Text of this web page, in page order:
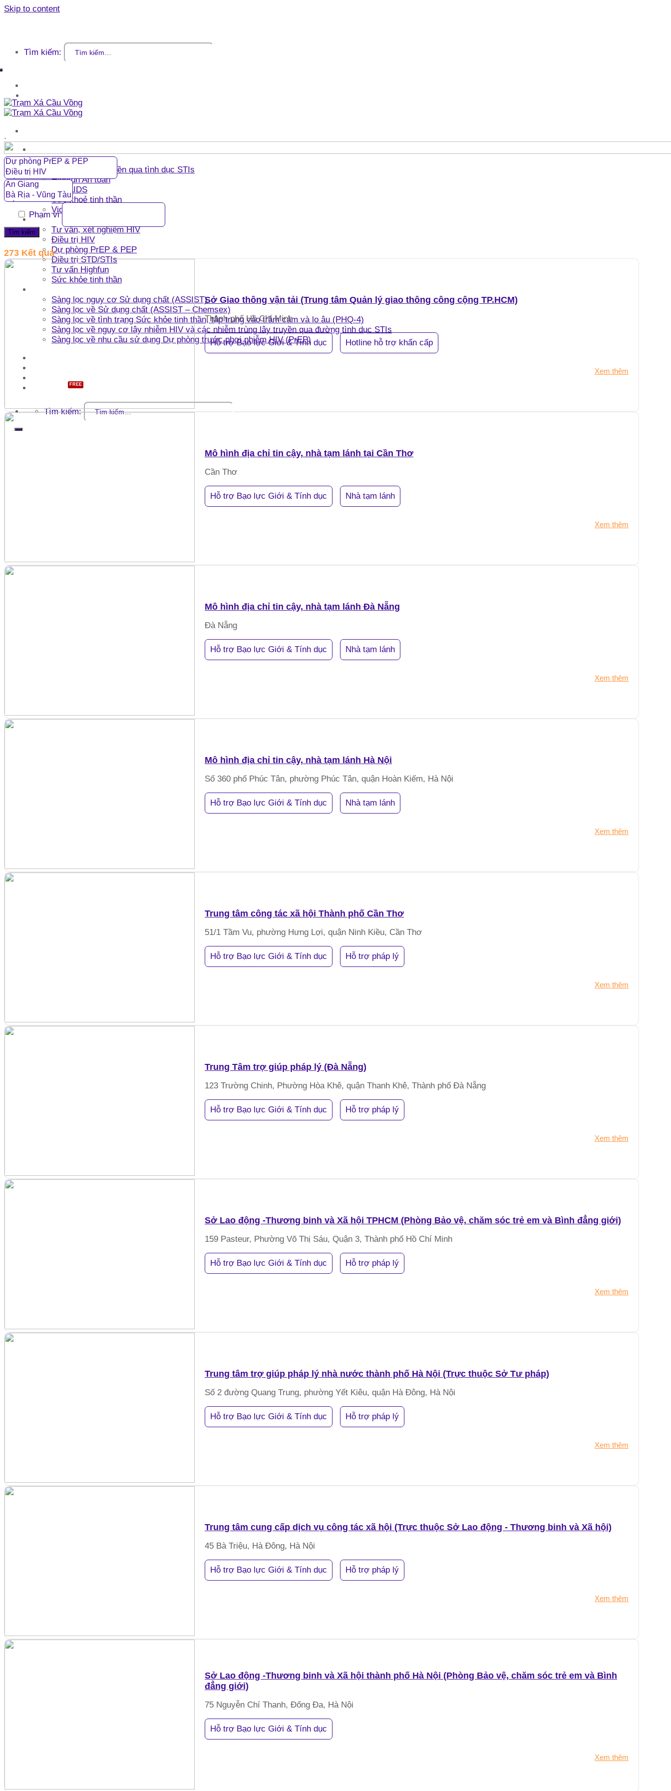
Skip to content
Tìm kiếm:
Kiến thức
Các bệnh lây truyền qua tình dục STIs
Highfun An toàn
HIV/AIDS
Sức khoẻ tinh thần
Videos kiến thức
Dịch vụ
Tư vấn, xét nghiệm HIV
Điều trị HIV
Dự phòng PrEP & PEP
Điều trị STD/STIs
Tư vấn Highfun
Sức khỏe tinh thần
Sàng lọc nguy cơ Sử dụng chất (ASSIST)
Sàng lọc về Sử dụng chất (ASSIST – Chemsex)
Sàng lọc về tình trạng Sức khỏe tinh thần, tập trung vào trầm cảm và lo âu (PHQ-4)
Sàng lọc về nguy cơ lây nhiễm HIV và các nhiễm trùng lây truyền qua đường tình dục STIs
Sàng lọc về nhu cầu sử dụng Dự phòng trước phơi nhiễm HIV (PrEP)
Tìm kiếm:
.
Phạm vi
Tìm kiếm
273 Kết quả
Sở Giao thông vận tải (Trung tâm Quản lý giao thông công cộng TP.HCM)
Thành phố Hồ Chí Minh
Hỗ trợ Bạo lực Giới & Tính dục Hotline hỗ trợ khẩn cấp
Xem thêm
Mô hình địa chỉ tin cậy, nhà tạm lánh tại Cần Thơ
Cần Thơ
Hỗ trợ Bạo lực Giới & Tính dục Nhà tạm lánh
Xem thêm
Mô hình địa chỉ tin cậy, nhà tạm lánh Đà Nẵng
Đà Nẵng
Hỗ trợ Bạo lực Giới & Tính dục Nhà tạm lánh
Xem thêm
Mô hình địa chỉ tin cậy, nhà tạm lánh Hà Nội
Số 360 phố Phúc Tân, phường Phúc Tân, quận Hoàn Kiếm, Hà Nội
Hỗ trợ Bạo lực Giới & Tính dục Nhà tạm lánh
Xem thêm
Trung tâm công tác xã hội Thành phố Cần Thơ
51/1 Tầm Vu, phường Hưng Lợi, quận Ninh Kiều, Cần Thơ
Hỗ trợ Bạo lực Giới & Tính dục Hỗ trợ pháp lý
Xem thêm
Trung Tâm trợ giúp pháp lý (Đà Nẵng)
123 Trường Chinh, Phường Hòa Khê, quận Thanh Khê, Thành phố Đà Nẵng
Hỗ trợ Bạo lực Giới & Tính dục Hỗ trợ pháp lý
Xem thêm
Sở Lao động -Thương binh và Xã hội TPHCM (Phòng Bảo vệ, chăm sóc trẻ em và Bình đẳng giới)
159 Pasteur, Phường Võ Thị Sáu, Quận 3, Thành phố Hồ Chí Minh
Hỗ trợ Bạo lực Giới & Tính dục Hỗ trợ pháp lý
Xem thêm
Trung tâm trợ giúp pháp lý nhà nước thành phố Hà Nội (Trực thuộc Sở Tư pháp)
Số 2 đường Quang Trung, phường Yết Kiêu, quận Hà Đông, Hà Nội
Hỗ trợ Bạo lực Giới & Tính dục Hỗ trợ pháp lý
Xem thêm
Trung tâm cung cấp dịch vụ công tác xã hội (Trực thuộc Sở Lao động - Thương binh và Xã hội)
45 Bà Triệu, Hà Đông, Hà Nội
Hỗ trợ Bạo lực Giới & Tính dục Hỗ trợ pháp lý
Xem thêm
Sở Lao động -Thương binh và Xã hội thành phố Hà Nội (Phòng Bảo vệ, chăm sóc trẻ em và Bình
đẳng giới)
75 Nguyễn Chí Thanh, Đống Đa, Hà Nội
Hỗ trợ Bạo lực Giới & Tính dục
Xem thêm